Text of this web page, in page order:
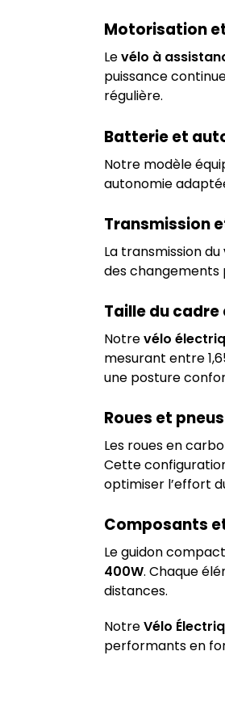
Motorisation
Levélo à
puissance
régulière.
Batterie et
Notre modèle
autonomie
Transmission
La transmission du
des changements
Taille du
Notrevélo
mesurant entre
une posture
Roues et pneus
Les roues en
Cette
optimiser l’effort
Composants
Le guidon
400W. Chaque
distances.
NotreVélo
performants en